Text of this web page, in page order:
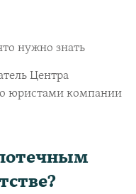
нужно знать
Центра
юристами компании